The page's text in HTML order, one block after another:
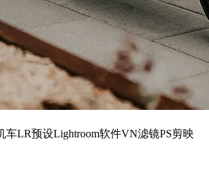
车LR预设Lightroom软件VN滤镜PS剪映